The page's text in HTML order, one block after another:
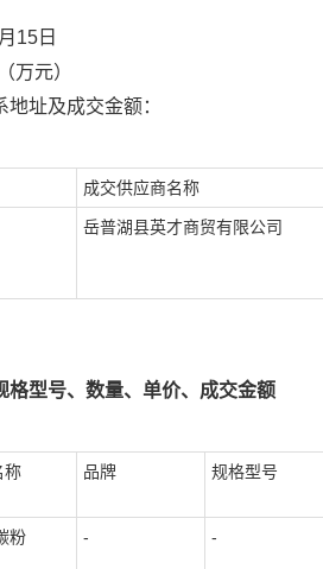
15日
（万元）
址及成交金额：
成交供应商名称
岳普湖县英才商贸有限公司
格型号、数量、单价、成交金额
称 品牌 规格型号
粉 - -